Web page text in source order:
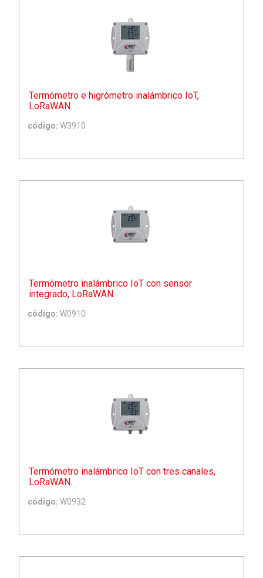
Termómetro e higrómetro inalámbrico IoT,
LoRaWAN.
código: W3910
Termómetro inalámbrico IoT con sensor
integrado, LoRaWAN.
código: W0910
Termómetro inalámbrico IoT con tres canales,
LoRaWAN.
código: W0932